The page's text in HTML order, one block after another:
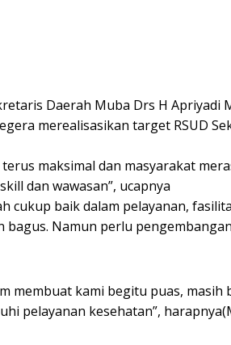
Daerah Muba Drs H Apriyadi
merealisasikan target RSUD
terus maksimal dan masyarakat
dan wawasan”, ucapnya
cukup baik dalam pelayanan,
Namun perlu
membuat kami begitu puas, masih
pelayanan kesehatan”,